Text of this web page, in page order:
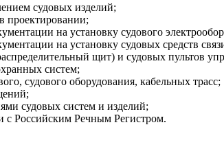
судовых изделий;
проектировании;
на установку судового
на установку судовых средств
щит) и судовых пультов
систем;
судового оборудования, кабельных трасс;
судовых систем и изделий;
с Российским Речным Регистром.